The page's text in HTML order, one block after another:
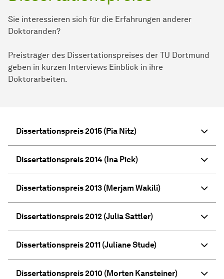
Sie interessieren sich für die Erfahrungen anderer
Doktoranden?
Preisträger des Dissertationspreises der TU Dortmund
geben in kurzen Interviews Einblick in ihre
Doktorarbeiten.
Dissertationspreis 2015 (Pia Nitz)
Dissertationspreis 2014 (Ina Pick)
Dissertationspreis 2013 (Merjam Wakili)
Dissertationspreis 2012 (Julia Sattler)
Dissertationspreis 2011 (Juliane Stude)
Dissertationspreis 2010 (Morten Kansteiner)